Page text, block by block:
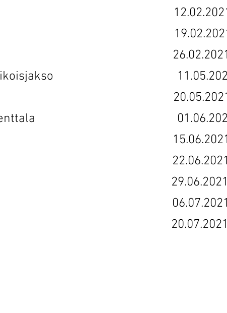
Pouta
26.02.2021
-erikoisjakso
Pia Penttala
15.06.2021
Niikko 22.06.2021
Kivi 29.06.2021
Pelli 06.07.2021
20.07.2021